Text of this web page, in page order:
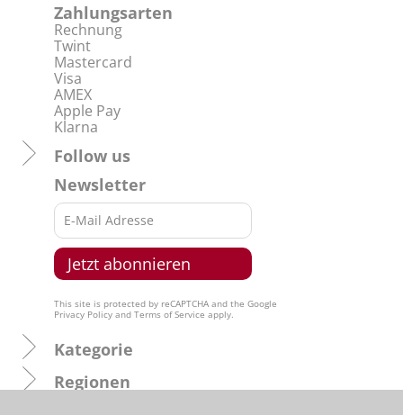
Zahlungsarten
Rechnung
Twint
Mastercard
Visa
AMEX
Apple Pay
Klarna
Follow us
Newsletter
This site is protected by reCAPTCHA and the Google
Privacy Policy and Terms of Service apply.
Kategorie
Regionen